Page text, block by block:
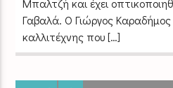
Μπαλτζή και έχει
Γαβαλά. Ο Γιώργος Καραδήμος
καλλιτέχνης που […]